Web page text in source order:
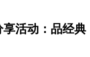
活动：品经典